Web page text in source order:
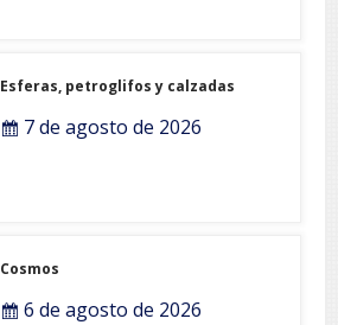
Esferas, petroglifos y calzadas
7 de agosto de 2026
Cosmos
6 de agosto de 2026